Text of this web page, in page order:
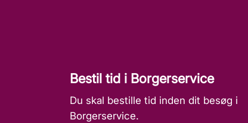
Bestil tid i Borgerservice
Du skal bestille tid inden dit besøg i
Borgerservice.